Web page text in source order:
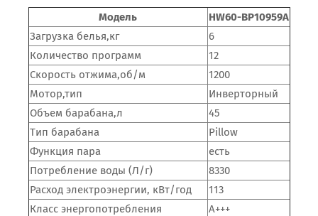
Модель
HW60-BP10959A
Загрузка белья,кг
6
Количество программ
12
Скорость отжима,об/м
1200
Мотор,тип
Инверторный
Объем барабана,л
45
Тип барабана
Pillow
Функция пара
есть
Потребление воды (Л/г)
8330
Расход электроэнергии, кВт/год
113
Класс энергопотребления
A+++